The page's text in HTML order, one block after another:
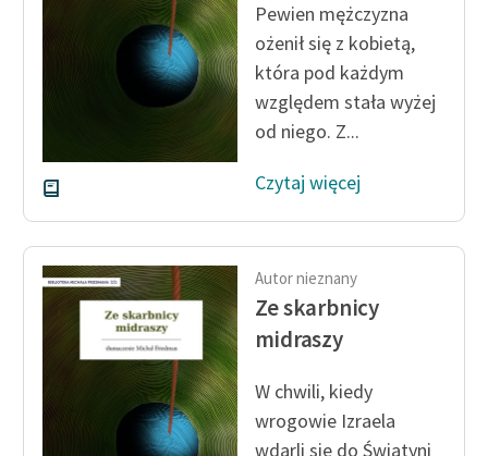
Zasady wykorzystania
Wolnych Lektur
Regulamin biblioteki
Dane fundacji i
sprawozdania finansowe
Regulamin darowizn
Informacja o treściach
Deklaracja dostępności
Pewien mężczyzna
ożenił się z kobietą,
która pod każdym
względem stała wyżej
od niego. Z...
Czytaj więcej
Autor nieznany
Ze skarbnicy
midraszy
W chwili, kiedy
wrogowie Izraela
wdarli się do Świątyni